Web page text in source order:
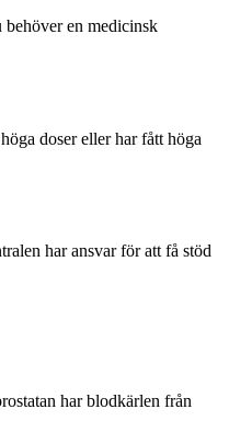
behöver en medicinsk
doser eller har fått höga
har ansvar för att få stöd
har blodkärlen från